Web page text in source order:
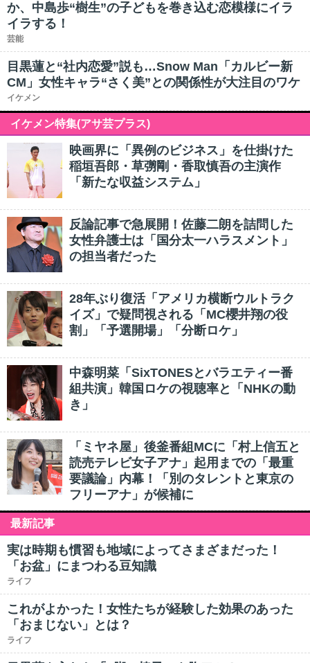
か、中島歩“樹生”の子どもを巻き込む恋模様にイラ
イラする！
芸能
目黒蓮と“社内恋愛”説も…Snow Man「カルビー新
CM」女性キャラ“さく美”との関係性が大注目のワケ
イケメン
イケメン特集(アサ芸プラス)
映画界に「異例のビジネス」を仕掛けた
稲垣吾郎・草彅剛・香取慎吾の主演作
「新たな収益システム」
反論記事で急展開！佐藤二朗を詰問した
女性弁護士は「国分太一ハラスメント」
の担当者だった
28年ぶり復活「アメリカ横断ウルトラク
イズ」で疑問視される「MC櫻井翔の役
割」「予選開場」「分断ロケ」
中森明菜「SixTONESとバラエティー番
組共演」韓国ロケの視聴率と「NHKの動
き」
「ミヤネ屋」後釜番組MCに「村上信五と
読売テレビ女子アナ」起用までの「最重
要議論」内幕！「別のタレントと東京の
フリーアナ」が候補に
最新記事
実は時期も慣習も地域によってさまざまだった！
「お盆」にまつわる豆知識
ライフ
これがよかった！女性たちが経験した効果のあった
「おまじない」とは？
ライフ